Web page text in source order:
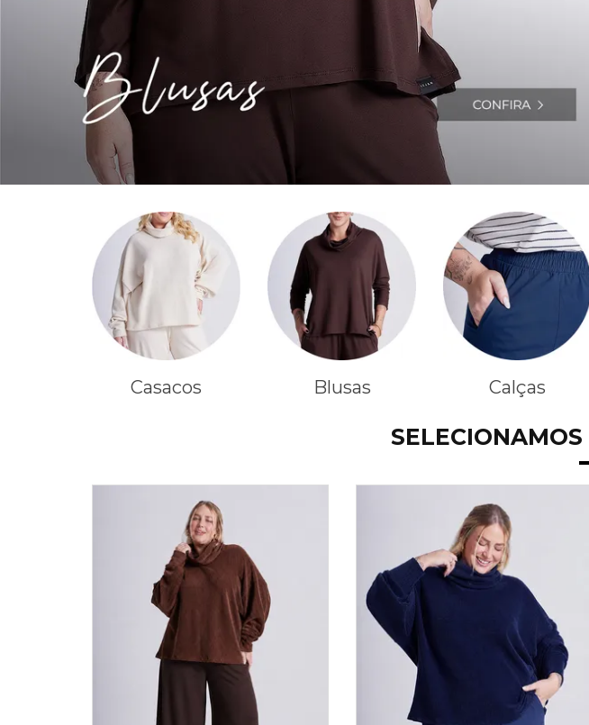
Casacos Blusas Calças
SELECIONAMOS